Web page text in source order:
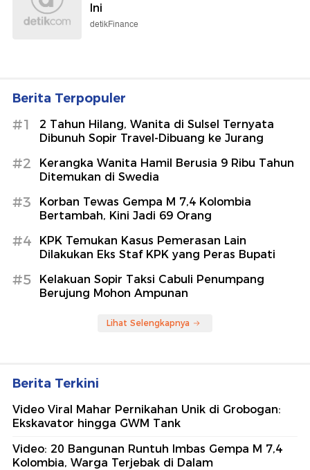
Ini
detikFinance
Berita Terpopuler
#1
2 Tahun Hilang, Wanita di Sulsel Ternyata
Dibunuh Sopir Travel-Dibuang ke Jurang
#2
Kerangka Wanita Hamil Berusia 9 Ribu Tahun
Ditemukan di Swedia
#3
Korban Tewas Gempa M 7,4 Kolombia
Bertambah, Kini Jadi 69 Orang
#4
KPK Temukan Kasus Pemerasan Lain
Dilakukan Eks Staf KPK yang Peras Bupati
#5
Kelakuan Sopir Taksi Cabuli Penumpang
Berujung Mohon Ampunan
Lihat Selengkapnya
Berita Terkini
Video Viral Mahar Pernikahan Unik di Grobogan:
Ekskavator hingga GWM Tank
Video: 20 Bangunan Runtuh Imbas Gempa M 7,4
Kolombia, Warga Terjebak di Dalam